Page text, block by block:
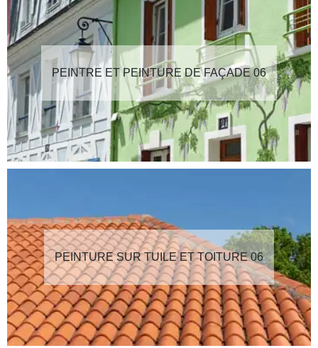
PEINTRE ET PEINTURE DE FAÇADE 06
PEINTURE SUR TUILE ET TOITURE 06